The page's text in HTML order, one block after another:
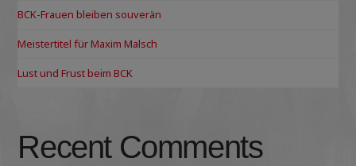
BCK-Frauen bleiben souverän
Meistertitel für Maxim Malsch
Lust und Frust beim BCK
Recent Comments